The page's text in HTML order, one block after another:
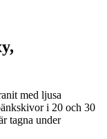
med ljusa
i 20 och 30
tagna under